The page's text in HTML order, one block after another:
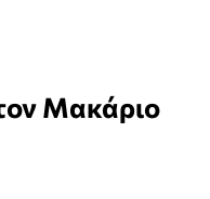
Μακάριο